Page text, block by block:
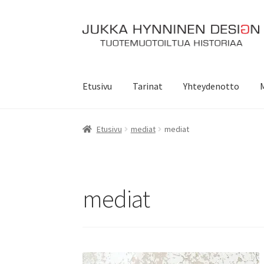
Siirry
navigointiin
Siirry
sisältöön
Etusivu Tarinat Yhteydenotto
Etusivu mediat mediat
mediat